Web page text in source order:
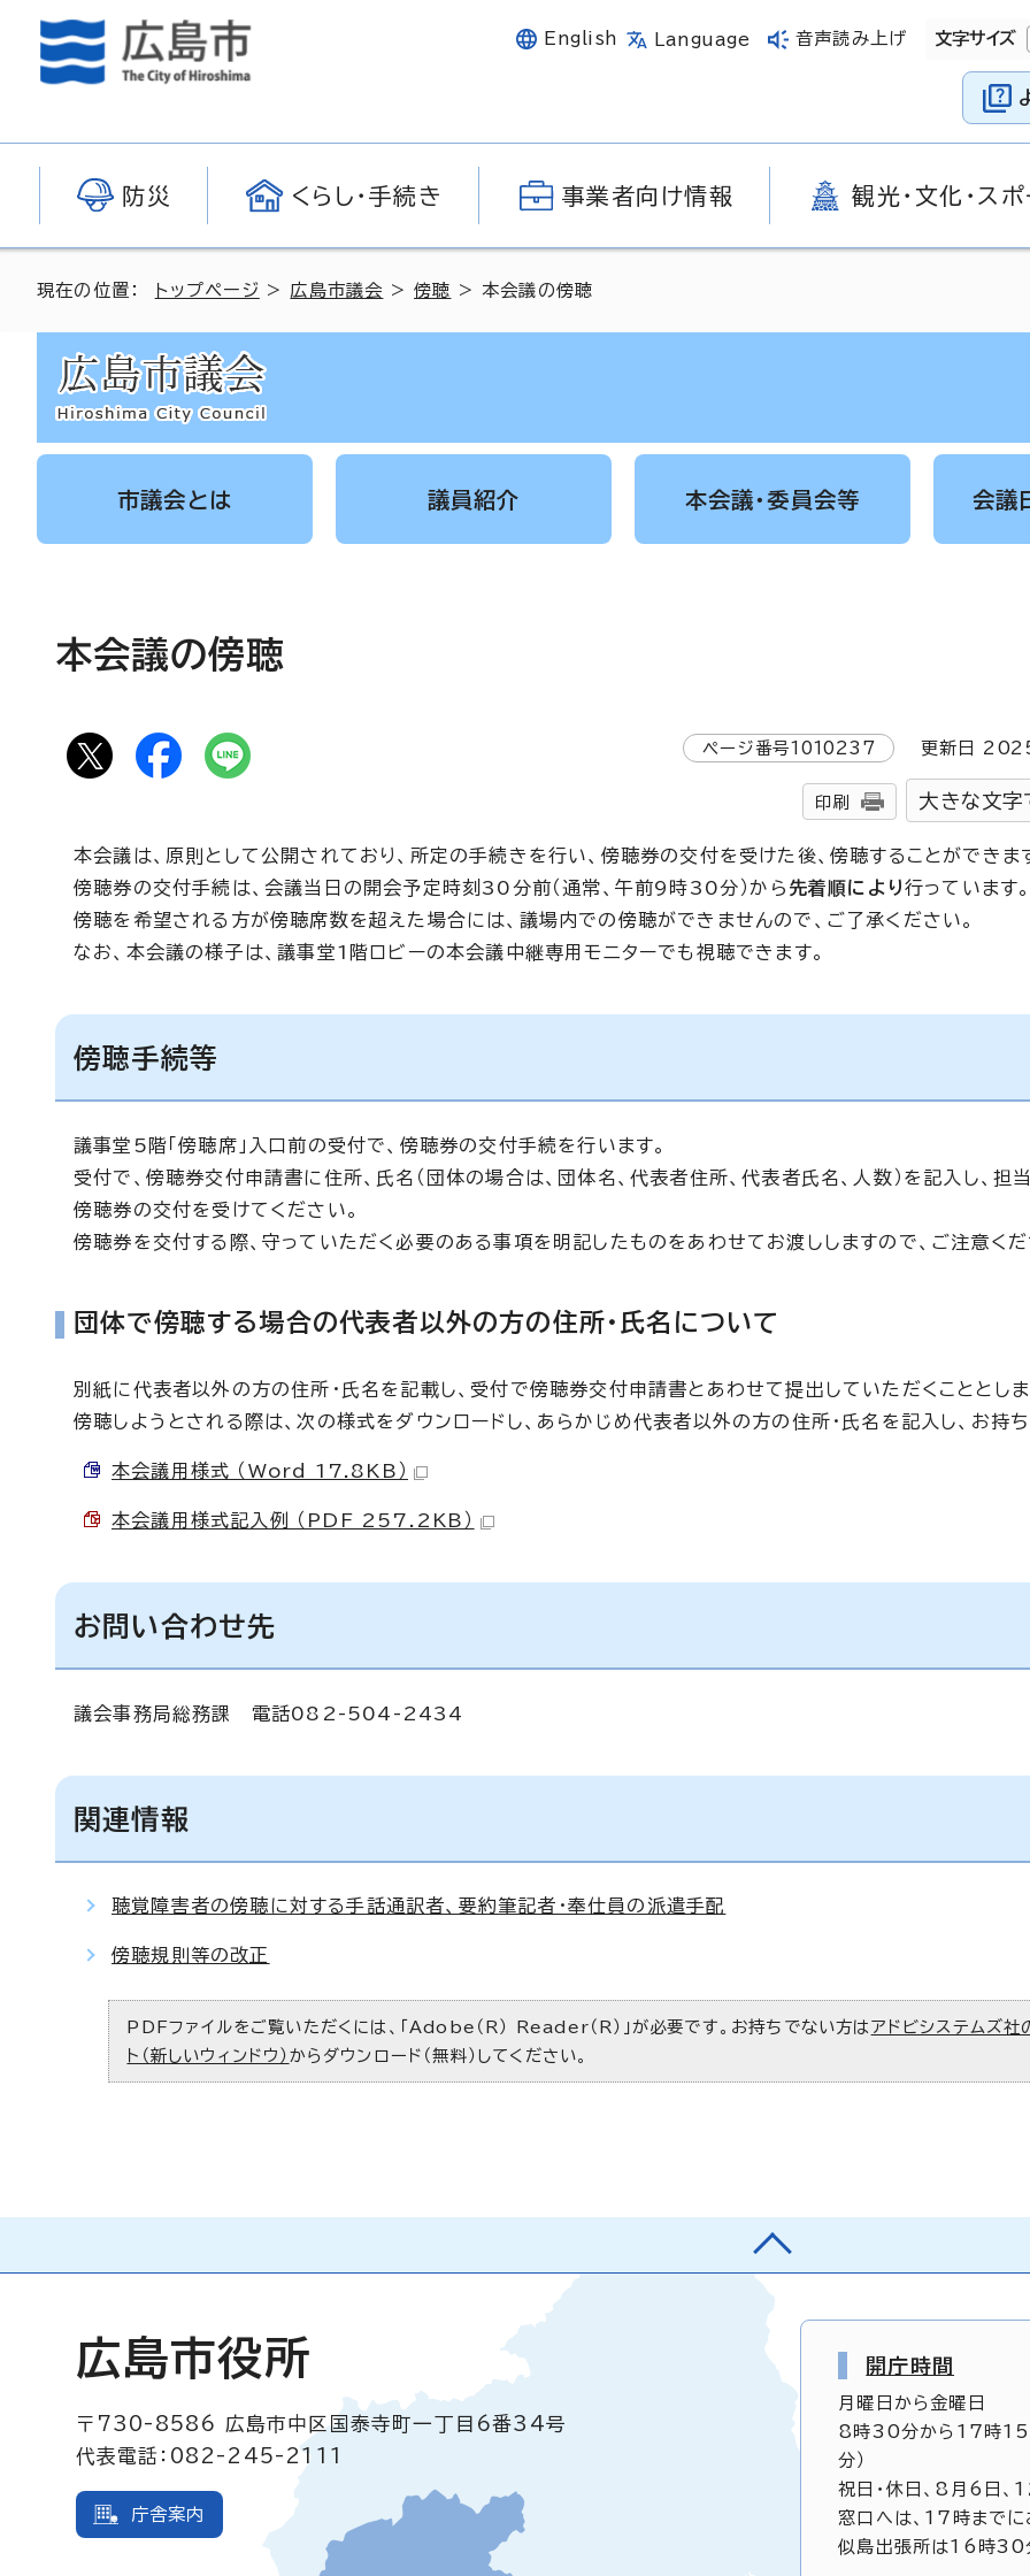
English Language 音声読み上げ 文字サイズ
防災 くらし・手続き 事業者向け情報 観光・文化・ス
現在の位置： トップページ > 広島市議会 >傍聴 > 本会議の傍聴
市議会とは 議員紹介 本会議・委員会等 会議
本会議の傍聴
ページ番号1010237 更新日
印刷 大きな文字
本会議は、原則として公開されており、所定の手続きを行い、傍聴券の交付を受けた後、傍聴することができま
傍聴券の交付手続は、会議当日の開会予定時刻30分前（通常、午前9時30分）から 先着順により行っています
傍聴を希望される方が傍聴席数を超えた場合には、議場内での傍聴ができませんので、ご了承ください。
なお、本会議の様子は、議事堂1階ロビーの本会議中継専用モニターでも視聴できます。
傍聴手続等
議事堂5階「傍聴席」入口前の受付で、傍聴券の交付手続を行います。
受付で、傍聴券交付申請書に住所、氏名（団体の場合は、団体名、代表者住所、代表者氏名、人数）を記入し、担
傍聴券の交付を受けてください。
傍聴券を交付する際、守っていただく必要のある事項を明記したものをあわせてお渡ししますので、ご注意くだ
団体で傍聴する場合の代表者以外の方の住所・氏名について
別紙に代表者以外の方の住所・氏名を記載し、受付で傍聴券交付申請書とあわせて提出していただくこととし
傍聴しようとされる際は、次の様式をダウンロードし、あらかじめ代表者以外の方の住所・氏名を記入し、お持
本会議用様式 （Word 17.8KB）
本会議用様式記入例 （PDF 257.2KB）
お問い合わせ先
議会事務局総務課 電話082-504-2434
関連情報
聴覚障害者の傍聴に対する手話通訳者、要約筆記者・奉仕員の派遣手配
傍聴規則等の改正
PDFファイルをご覧いただくには、「Adobe（R） Reader（R）」が必要です。お持ちでない方は アドビシステムズ社
ト（新しいウィンドウ） からダウンロード（無料）してください。
広島市役所
〒730-8586
広島市中区国泰寺町一丁目6番34号
代表電話：082-245-2111
庁舎案内
開庁時間
月曜日から金曜日
8時30分から17時15
分）
祝日・休日、8月6日
窓口へは、17時までに
似島出張所は16時30